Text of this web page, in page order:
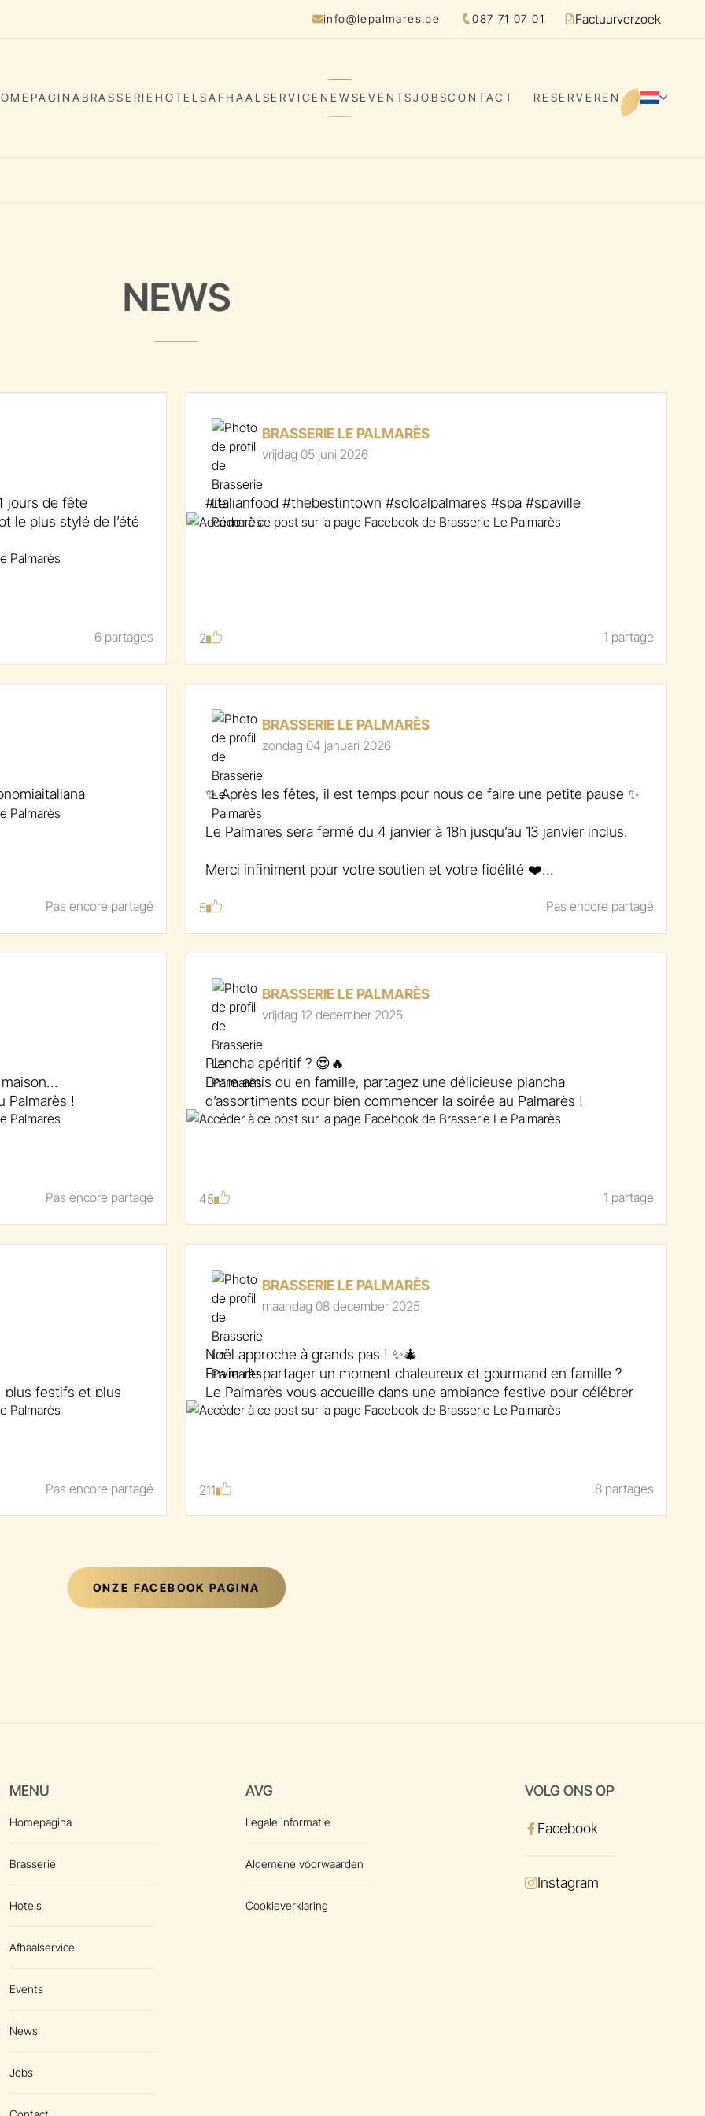
info@lepalmares.be 087 71 07 01
Facture
Factuurverzoek
BRASSERIE HOTELSAFHAALSERVICE NEWSEVENTSJOBSCONTACT RESERVEREN NL Switch
NEWS
jours de fête
le plus stylé de l’été
6 partages
BRASSERIE LE PALMARÈS
vrijdag 05 juni 2026
#italianfood #thebestintown #soloalpalmares #spa #spaville
2 1 partage
Pas encore partagé
BRASSERIE LE PALMARÈS
zondag 04 januari 2026
✨ Après les fêtes, il est temps pour nous de faire une petite pause ✨
Le Palmares sera fermé du 4 janvier à 18h jusqu’au 13 janvier inclus.
Merci infiniment pour votre soutien et votre fidélité ❤️
l’aventure !
5 Pas encore partagé
Palmarès !
Pas encore partagé
BRASSERIE LE PALMARÈS
vrijdag 12 december 2025
Plancha apéritif ? 😍🔥
Entre amis ou en famille, partagez une délicieuse plancha
d’assortiments pour bien commencer la soirée au Palmarès !
#plancha #aperitif #restaurantspa #lepalmares #foodlover #placetobe
45 1 partage
plus festifs et plus
Pas encore partagé
BRASSERIE LE PALMARÈS
maandag 08 december 2025
Noël approche à grands pas ! ✨🎄
Envie de partager un moment chaleureux et gourmand en famille ?
Le Palmarès vous accueille dans une ambiance festive pour célébrer
cette belle période ! ❄️❤️
On a hâte de vous faire vivre la magie de Noël !
211 8 partages
ONZE FACEBOOK PAGINA
MENU
Homepagina
Brasserie
Hotels
Afhaalservice
Events
News
Jobs
AVG
Legale informatie
Algemene voorwaarden
Cookieverklaring
VOLG ONS OP
Facebook
Instagram